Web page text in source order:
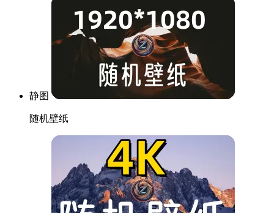
静图
随机壁纸